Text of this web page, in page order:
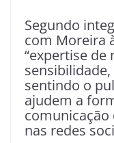
Segundo
com Moreira
“expertise de
sentindo o
ajudem a
comunicação
nas redes